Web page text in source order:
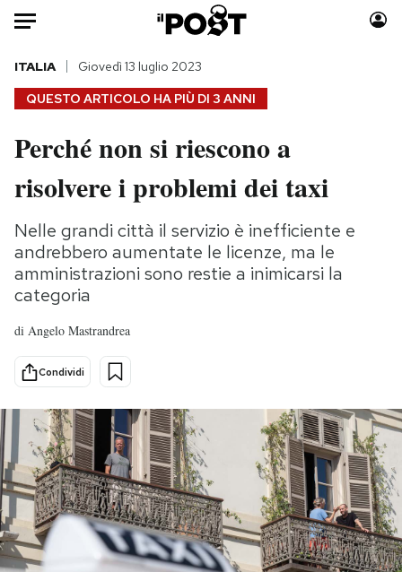
HOME
Italia
Politica
Tecnologia
Internet
Scienza
Cultura
Economia
Sport
Moda
Consumismi
Storie/Idee
Ok Boomer!
Media
PODCAST
NEWSLETTER
I MIEI PREFERITI
QUESTO ARTICOLO HA PIÙ DI 3 ANNI
ITALIA Giovedì 13 luglio 2023
Perché non si riescono a
risolvere i problemi dei taxi
Nelle grandi città il servizio è inefficiente e
andrebbero aumentate le licenze, ma le
amministrazioni sono restie a inimicarsi la
categoria
di Angelo Mastrandrea
Condividi